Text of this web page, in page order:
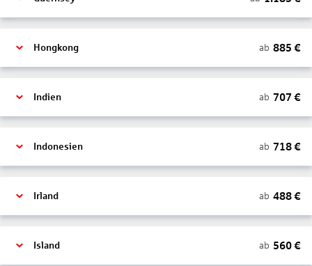
Hongkong ab 885 €
Indien ab 707 €
Indonesien ab 718€
Irland ab 488€
Island ab 560€